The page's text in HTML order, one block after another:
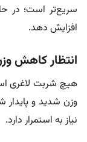
سریع‌تر است؛ در
افزایش دهد.
انتظار کاهش
هیچ شربت لاغری
وزن شدید و
نیاز به استمرار دارد.